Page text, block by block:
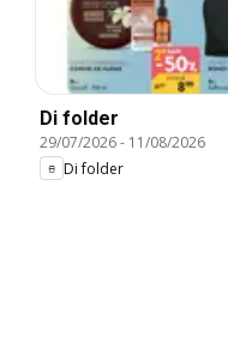
Di folder
29/07/2026- 11/08/2026
Di folder